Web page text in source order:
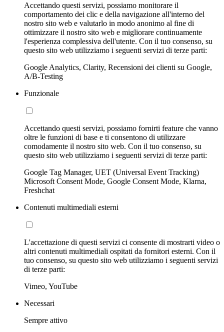
Accettando questi servizi, possiamo monitorare il
comportamento dei clic e della navigazione all'interno del
nostro sito web e valutarlo in modo anonimo al fine di
ottimizzare il nostro sito web e migliorare continuamente
l'esperienza complessiva dell'utente. Con il tuo consenso, su
questo sito web utilizziamo i seguenti servizi di terze parti:
Google Analytics, Clarity, Recensioni dei clienti su Google,
A/B-Testing
Funzionale
Accettando questi servizi, possiamo fornirti feature che vanno
oltre le funzioni di base e ti consentono di utilizzare
comodamente il nostro sito web. Con il tuo consenso, su
questo sito web utilizziamo i seguenti servizi di terze parti:
Google Tag Manager, UET (Universal Event Tracking)
Microsoft Consent Mode, Google Consent Mode, Klarna,
Freshchat
Contenuti multimediali esterni
L'accettazione di questi servizi ci consente di mostrarti video o
altri contenuti multimediali ospitati da fornitori esterni. Con il
tuo consenso, su questo sito web utilizziamo i seguenti servizi
di terze parti:
Vimeo, YouTube
Necessari
Sempre attivo